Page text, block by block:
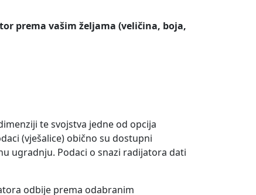
prema vašim željama (veličina, boja,
te svojstva jedne od opcija
(vješalice) obično su dostupni
ugradnju. Podaci o snazi ​​radijatora dati
odbije prema odabranim